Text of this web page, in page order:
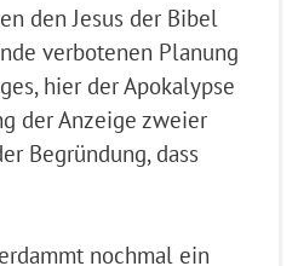
den Jesus der Bibel
verbotenen Planung
hier der Apokalypse
der Anzeige zweier
Begründung, dass
nochmal ein